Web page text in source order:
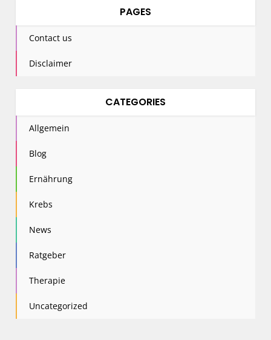
PAGES
Contact us
Disclaimer
CATEGORIES
Allgemein
Blog
Ernährung
Krebs
News
Ratgeber
Therapie
Uncategorized